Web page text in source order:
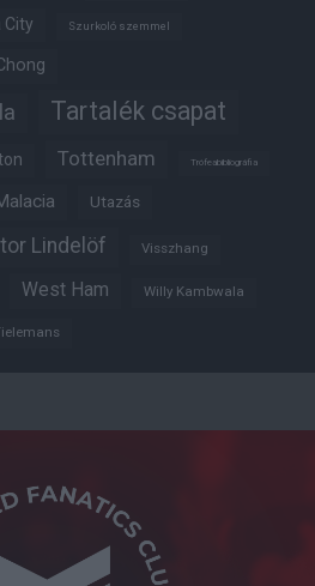
City Szurkoló szemmel
Tartalék csapat
Tottenham Trófeabibliográfia
Utazás
Lindelöf Visszhang
West Ham Willy Kambwala